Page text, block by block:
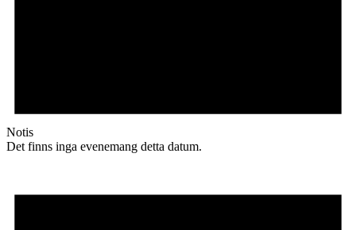
Notis
Det finns inga evenemang detta datum.